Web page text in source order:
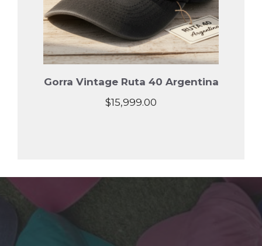
Gorra Vintage Ruta 40 Argentina
$15,999.00